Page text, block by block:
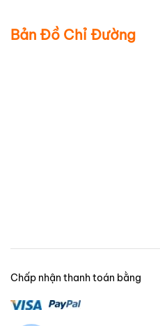
Bản Đồ Chỉ Đường
Chấp nhận thanh toán bằng